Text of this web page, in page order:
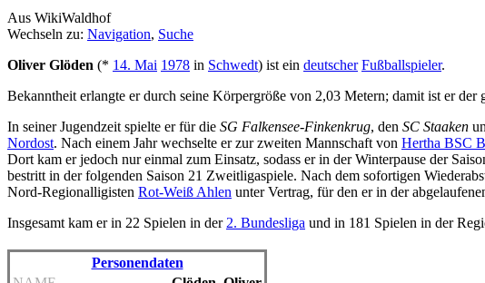
Aus WikiWaldhof
Wechseln zu: Navigation, Suche
Oliver Glöden (* 14. Mai 1978 in Schwedt) ist ein deutscher Fußballspieler.
Bekanntheit erlangte er durch seine Körpergröße von 2,03 Metern; damit ist er der
In seiner Jugendzeit spielte er für die SG Falkensee-Finkenkrug, den SC Staaken
Nordost. Nach einem Jahr wechselte er zur zweiten Mannschaft von Hertha BSC
Dort kam er jedoch nur einmal zum Einsatz, sodass er in der Winterpause der
bestritt in der folgenden Saison 21 Zweitligaspiele. Nach dem sofortigen
Nord-Regionalligisten Rot-Weiß Ahlen unter Vertrag, für den er in der
Insgesamt kam er in 22 Spielen in der 2. Bundesliga und in 181 Spielen in der
Personendaten